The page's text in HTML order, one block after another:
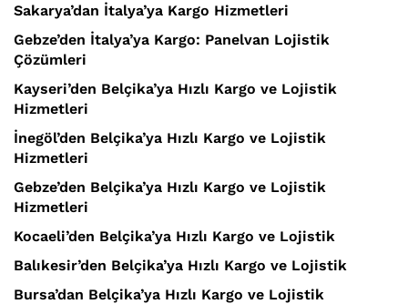
Sakarya’dan İtalya’ya Kargo Hizmetleri
Gebze’den İtalya’ya Kargo: Panelvan Lojistik
Çözümleri
Kayseri’den Belçika’ya Hızlı Kargo ve Lojistik
Hizmetleri
İnegöl’den Belçika’ya Hızlı Kargo ve Lojistik
Hizmetleri
Gebze’den Belçika’ya Hızlı Kargo ve Lojistik
Hizmetleri
Kocaeli’den Belçika’ya Hızlı Kargo ve Lojistik
Balıkesir’den Belçika’ya Hızlı Kargo ve Lojistik
Bursa’dan Belçika’ya Hızlı Kargo ve Lojistik